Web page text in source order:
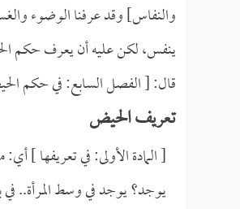
والنفاس] وقد عرفنا الوضوء
ينفس، لكن عليه أن يعرف حكم
قال: [ الفصل السابع: في حكم
تعريف الحيض
[ المادة الأولى: في تعريفها ]
يوجد؟ يوجد في وسط المرأة.. في